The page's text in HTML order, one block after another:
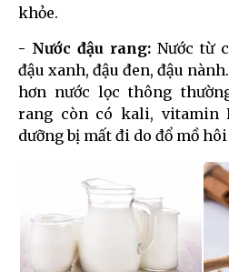
khỏe.
- Nước đậu rang: Nước từ
đậu xanh, đậu đen, đậu
hơn nước lọc thông
rang còn có kali, vitamin
dưỡng bị mất đi do đổ mồ